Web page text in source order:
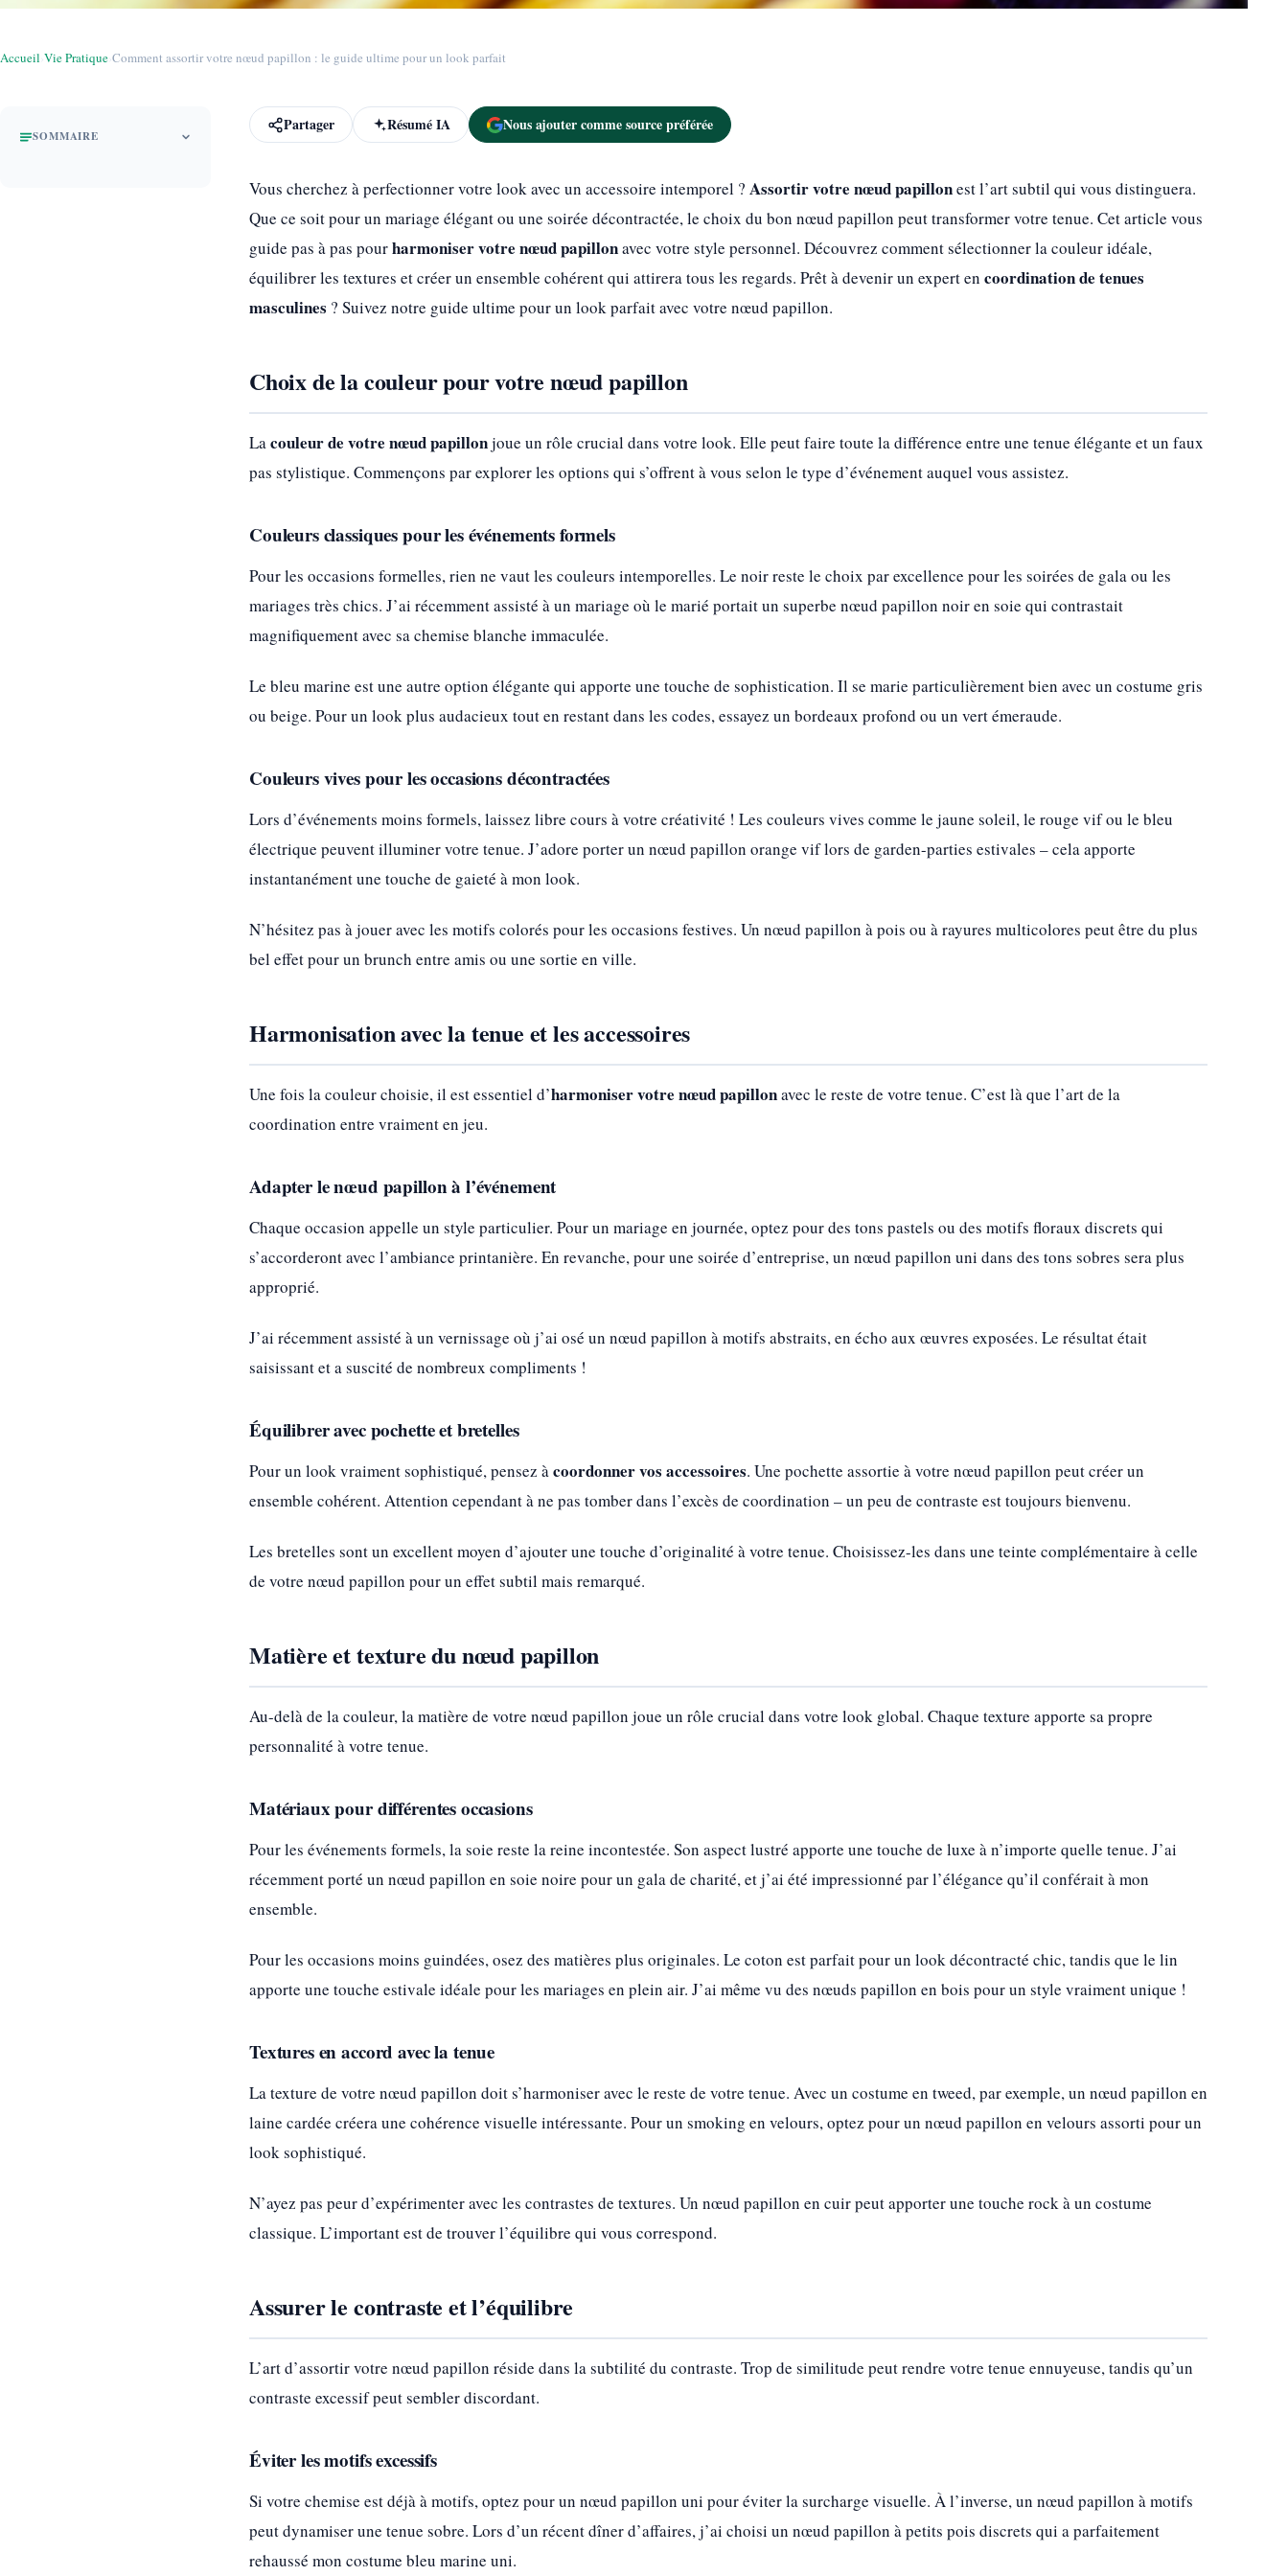
Accueil›Vie Pratique›Comment assortir votre nœud papillon : le guide ultime pour un look parfait
SOMMAIRE
Partager Résumé IA Nous ajouter comme source préférée
Vous cherchez à perfectionner votre look avec un accessoire intemporel ? Assortir votre nœud papillonest l’art subtil qui vous distinguera.
Que ce soit pour un mariage élégant ou une soirée décontractée, le choix du bon nœud papillon peut transformer votre tenue. Cet article vous
guide pas à pas pourharmoniser votre nœud papillonavec votre style personnel. Découvrez comment sélectionner la couleur idéale,
équilibrer les textures et créer un ensemble cohérent qui attirera tous les regards. Prêt à devenir un expert en coordination de tenues
masculines ? Suivez notre guide ultime pour un look parfait avec votre nœud papillon.
Choix de la couleur pour votre nœud papillon
Lacouleur de votre nœud papillonjoue un rôle crucial dans votre look. Elle peut faire toute la différence entre une tenue élégante et un faux
pas stylistique. Commençons par explorer les options qui s’offrent à vous selon le type d’événement auquel vous assistez.
Couleurs classiques pour les événements formels
Pour les occasions formelles, rien ne vaut les couleurs intemporelles. Le noir reste le choix par excellence pour les soirées de gala ou les
mariages très chics. J’ai récemment assisté à un mariage où le marié portait un superbe nœud papillon noir en soie qui contrastait
magnifiquement avec sa chemise blanche immaculée.
Le bleu marine est une autre option élégante qui apporte une touche de sophistication. Il se marie particulièrement bien avec un costume gris
ou beige. Pour un look plus audacieux tout en restant dans les codes, essayez un bordeaux profond ou un vert émeraude.
Couleurs vives pour les occasions décontractées
Lors d’événements moins formels, laissez libre cours à votre créativité ! Les couleurs vives comme le jaune soleil, le rouge vif ou le bleu
électrique peuvent illuminer votre tenue. J’adore porter un nœud papillon orange vif lors de garden-parties estivales – cela apporte
instantanément une touche de gaieté à mon look.
N’hésitez pas à jouer avec les motifs colorés pour les occasions festives. Un nœud papillon à pois ou à rayures multicolores peut être du plus
bel effet pour un brunch entre amis ou une sortie en ville.
Harmonisation avec la tenue et les accessoires
Une fois la couleur choisie, il est essentiel d’harmoniser votre nœud papillonavec le reste de votre tenue. C’est là que l’art de la
coordination entre vraiment en jeu.
Adapter le nœud papillon à l’événement
Chaque occasion appelle un style particulier. Pour un mariage en journée, optez pour des tons pastels ou des motifs floraux discrets qui
s’accorderont avec l’ambiance printanière. En revanche, pour une soirée d’entreprise, un nœud papillon uni dans des tons sobres sera plus
approprié.
J’ai récemment assisté à un vernissage où j’ai osé un nœud papillon à motifs abstraits, en écho aux œuvres exposées. Le résultat était
saisissant et a suscité de nombreux compliments !
Équilibrer avec pochette et bretelles
Pour un look vraiment sophistiqué, pensez àcoordonner vos accessoires. Une pochette assortie à votre nœud papillon peut créer un
ensemble cohérent. Attention cependant à ne pas tomber dans l’excès de coordination – un peu de contraste est toujours bienvenu.
Les bretelles sont un excellent moyen d’ajouter une touche d’originalité à votre tenue. Choisissez-les dans une teinte complémentaire à celle
de votre nœud papillon pour un effet subtil mais remarqué.
Matière et texture du nœud papillon
Au-delà de la couleur, la matière de votre nœud papillon joue un rôle crucial dans votre look global. Chaque texture apporte sa propre
personnalité à votre tenue.
Matériaux pour différentes occasions
Pour les événements formels, la soie reste la reine incontestée. Son aspect lustré apporte une touche de luxe à n’importe quelle tenue. J’ai
récemment porté un nœud papillon en soie noire pour un gala de charité, et j’ai été impressionné par l’élégance qu’il conférait à mon
ensemble.
Pour les occasions moins guindées, osez des matières plus originales. Le coton est parfait pour un look décontracté chic, tandis que le lin
apporte une touche estivale idéale pour les mariages en plein air. J’ai même vu des nœuds papillon en bois pour un style vraiment unique !
Textures en accord avec la tenue
La texture de votre nœud papillon doit s’harmoniser avec le reste de votre tenue. Avec un costume en tweed, par exemple, un nœud papillon en
laine cardée créera une cohérence visuelle intéressante. Pour un smoking en velours, optez pour un nœud papillon en velours assorti pour un
look sophistiqué.
N’ayez pas peur d’expérimenter avec les contrastes de textures. Un nœud papillon en cuir peut apporter une touche rock à un costume
classique. L’important est de trouver l’équilibre qui vous correspond.
Assurer le contraste et l’équilibre
L’art d’assortir votre nœud papillon réside dans la subtilité du contraste. Trop de similitude peut rendre votre tenue ennuyeuse, tandis qu’un
contraste excessif peut sembler discordant.
Éviter les motifs excessifs
Si votre chemise est déjà à motifs, optez pour un nœud papillon uni pour éviter la surcharge visuelle. À l’inverse, un nœud papillon à motifs
peut dynamiser une tenue sobre. Lors d’un récent dîner d’affaires, j’ai choisi un nœud papillon à petits pois discrets qui a parfaitement
rehaussé mon costume bleu marine uni.